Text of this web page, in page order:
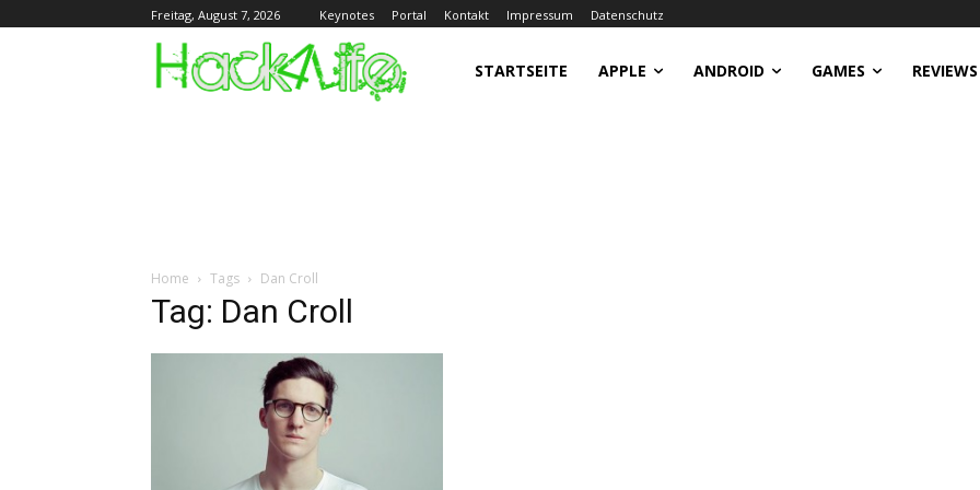
Freitag, August 7, 2026 Keynotes Portal Kontakt Impressum Datenschutz
STARTSEITE APPLE ANDROID GAMES REVIEWS
Home Tags Dan Croll
Tag: Dan Croll